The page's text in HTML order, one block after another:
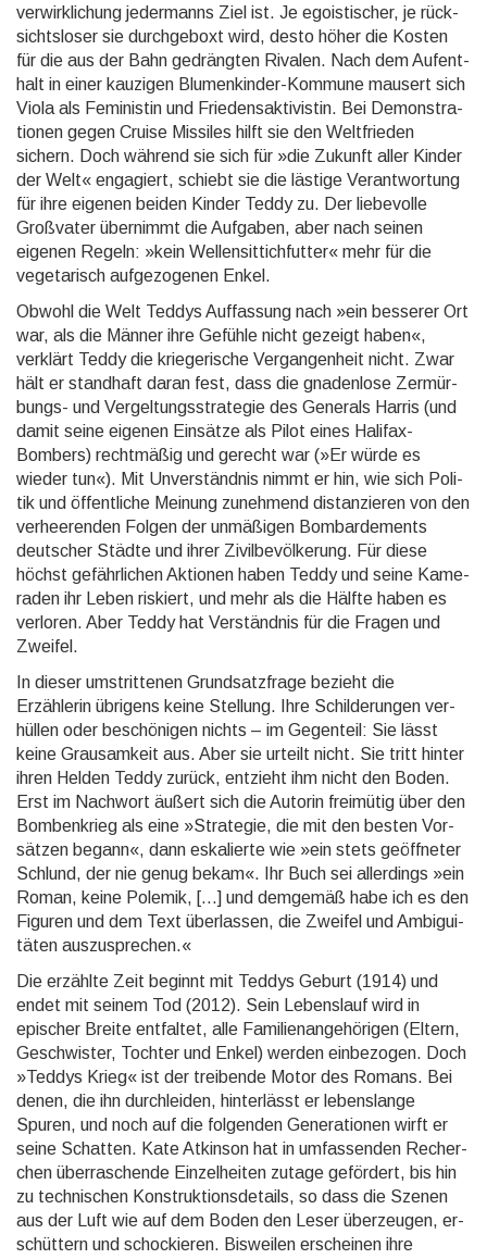
ver­wirk­lichung jeder­manns Ziel ist. Je egois­ti­scher, je rück­
sichts­loser sie durch­ge­boxt wird, desto höher die Kosten
für die aus der Bahn ge­dräng­ten Rivalen. Nach dem Auf­ent­
halt in einer kau­zigen Blumen­kinder-Kom­mune mausert sich
Viola als Femi­nistin und Frie­dens­akti­vistin. Bei De­monstra­
tio­nen gegen Cruise Missiles hilft sie den Welt­frieden
sichern. Doch während sie sich für »die Zukunft aller Kinder
der Welt« enga­giert, schiebt sie die lästige Ver­ant­wortung
für ihre eige­nen beiden Kinder Teddy zu. Der liebe­volle
Groß­vater über­nimmt die Aufgaben, aber nach seinen
eigenen Regeln: »kein Wellen­sittich­futter« mehr für die
vege­tarisch auf­gezo­genen Enkel.
Obwohl die Welt Teddys Auffassung nach »ein besserer Ort
war, als die Männer ihre Gefühle nicht gezeigt haben«,
verklärt Teddy die kriege­rische Ver­gan­gen­heit nicht. Zwar
hält er stand­haft daran fest, dass die gnaden­lose Zer­mür­
bungs- und Ver­gel­tungs­stra­tegie des Gene­rals Harris (und
damit seine eigenen Einsätze als Pilot eines Halifax-
Bombers) recht­mäßig und gerecht war (»Er würde es
wieder tun«). Mit Un­ver­ständ­nis nimmt er hin, wie sich Poli­
tik und öffent­liche Meinung zuneh­mend distan­zieren von den
ver­heeren­den Folgen der un­mäßigen Bom­barde­ments
deutscher Städte und ihrer Zivil­bevöl­kerung. Für diese
höchst ge­fähr­lichen Aktio­nen haben Teddy und seine Kame­
raden ihr Leben riskiert, und mehr als die Hälfte haben es
verloren. Aber Teddy hat Verständ­nis für die Fragen und
Zweifel.
In dieser umstrittenen Grundsatzfrage bezieht die
Erzählerin übrigens keine Stellung. Ihre Schil­derun­gen ver­
hül­len oder be­schöni­gen nichts – im Gegen­teil: Sie lässt
keine Grau­sam­keit aus. Aber sie ur­teilt nicht. Sie tritt hinter
ihren Helden Teddy zurück, ent­zieht ihm nicht den Boden.
Erst im Nach­wort äußert sich die Auto­rin frei­mütig über den
Bomben­krieg als eine »Strate­gie, die mit den besten Vor­
sätzen begann«, dann eska­lierte wie »ein stets ge­öff­neter
Schlund, der nie genug bekam«. Ihr Buch sei aller­dings »ein
Roman, keine Pole­mik, [...] und dem­ge­mäß habe ich es den
Figu­ren und dem Text über­lassen, die Zweifel und Ambi­gui­
täten aus­zu­spre­chen.«
Die erzählte Zeit beginnt mit Teddys Geburt (1914) und
endet mit seinem Tod (2012). Sein Lebens­lauf wird in
epischer Breite ent­faltet, alle Fami­lien­ange­höri­gen (Eltern,
Ge­schwis­ter, Tochter und Enkel) wer­den ein­be­zogen. Doch
»Teddys Krieg« ist der trei­bende Motor des Romans. Bei
denen, die ihn durch­lei­den, hinter­lässt er lebens­lange
Spuren, und noch auf die fol­gen­den Gene­ratio­nen wirft er
seine Schatten. Kate At­kin­son hat in um­fassen­den Recher­
chen über­raschen­de Einzel­heiten zutage ge­för­dert, bis hin
zu tech­nischen Kon­struk­tions­details, so dass die Szenen
aus der Luft wie auf dem Boden den Leser über­zeu­gen, er­
schüt­tern und scho­ckie­ren. Bisweilen erschei­nen ihre